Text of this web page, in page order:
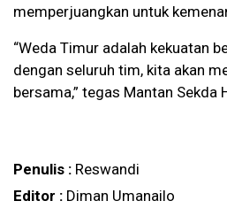
memperjuangkan untuk
“Weda Timur adalah kekuatan
dengan seluruh tim, kita akan
bersama,” tegas Mantan Sekda
Penulis : Reswandi
Editor : Diman Umanailo